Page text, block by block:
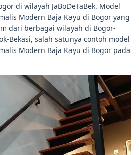
di wilayah JaBoDeTaBek. Model
Modern Baja Kayu di Bogor yang
dari berbagai wilayah di Bogor-
Bekasi, salah satunya contoh model
Modern Baja Kayu di Bogor pada